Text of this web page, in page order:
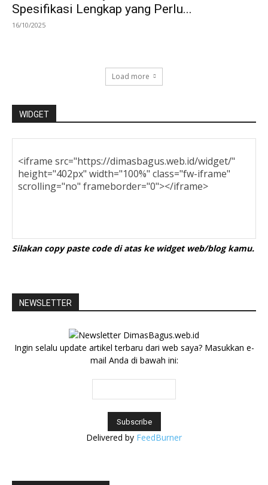
Spesifikasi Lengkap yang Perlu...
16/10/2025
Load more
WIDGET
Silakan copy paste code di atas ke widget web/blog kamu.
NEWSLETTER
Ingin selalu update artikel terbaru dari web saya? Masukkan e-
mail Anda di bawah ini:
Delivered by FeedBurner